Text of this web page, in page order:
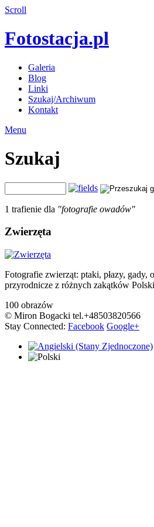
Scroll
Fotostacja.pl
Galeria
Blog
Linki
Szukaj/Archiwum
Kontakt
Menu
Szukaj
1 trafienie dla "fotografie owadów"
Zwierzęta
Fotografie zwierząt: ptaki, płazy, gady,
przyrodnicze z różnych zakątków
100 obrazów
© Miron Bogacki tel.+48503820566
Stay Connected: Facebook Google+